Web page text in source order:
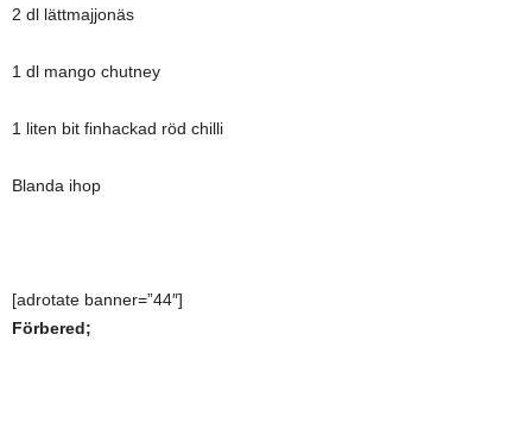
2 dl lättmajjonäs
1 dl mango chutney
1 liten bit finhackad röd chilli
Blanda ihop
[adrotate banner=”44″]
Förbered;